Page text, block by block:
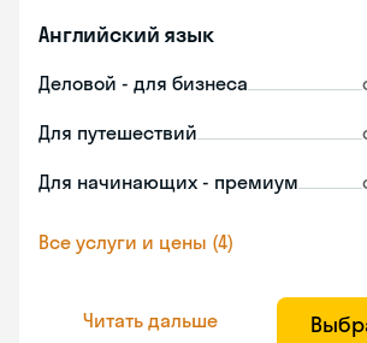
Английский язык
Деловой - для бизнеса
Для путешествий
Для начинающих - премиум
Все услуги и цены (4)
Читать дальше